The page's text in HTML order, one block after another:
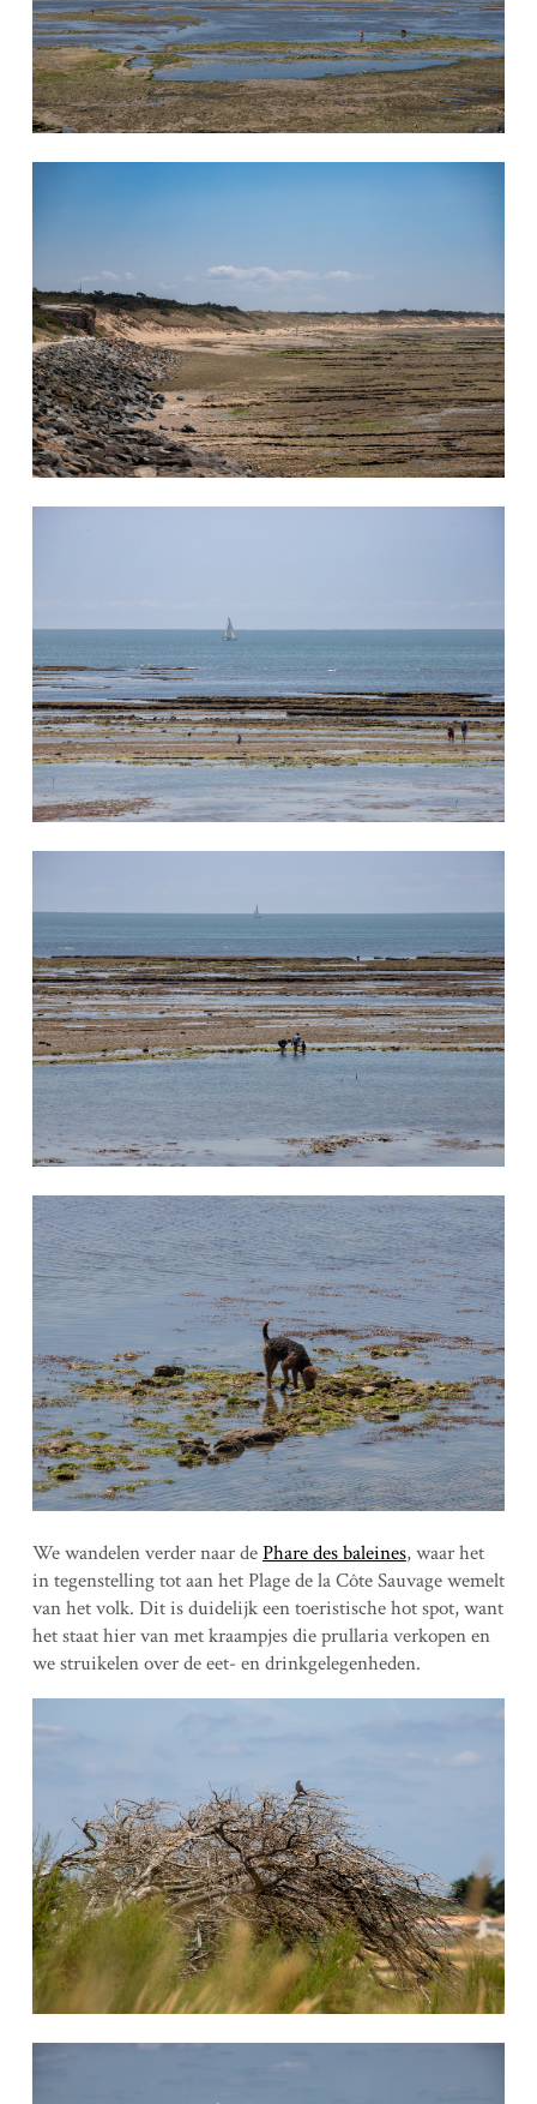
We wandelen verder naar dePhare des baleines, waar het
in tegenstelling tot aan het Plage de la Côte Sauvage wemelt
van het volk. Dit is duidelijk een toeristische hot spot, want
het staat hier van met kraampjes die prullaria verkopen en
we struikelen over de eet- en drinkgelegenheden.